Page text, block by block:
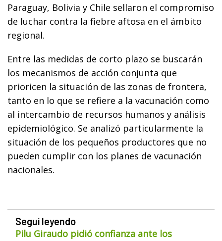
Paraguay, Bolivia y Chile sellaron el compromiso
de luchar contra la fiebre aftosa en el ámbito
regional.
Entre las medidas de corto plazo se buscarán
los mecanismos de acción conjunta que
prioricen la situación de las zonas de frontera,
tanto en lo que se refiere a la vacunación como
al intercambio de recursos humanos y análisis
epidemiológico. Se analizó particularmente la
situación de los pequeños productores que no
pueden cumplir con los planes de vacunación
nacionales.
Seguí leyendo
Pilu Giraudo pidió confianza ante los